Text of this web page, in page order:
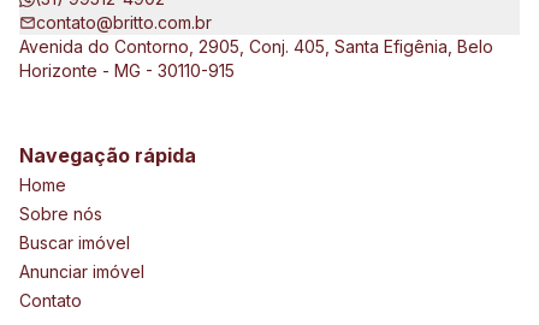
contato@britto.com.br
Avenida do Contorno, 2905, Conj. 405, Santa Efigênia, Belo
Horizonte - MG - 30110-915
Navegação rápida
Home
Sobre nós
Buscar imóvel
Anunciar imóvel
Contato